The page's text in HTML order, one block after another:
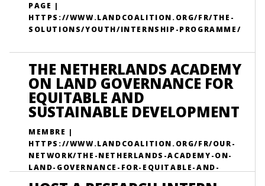
PAGE |
HTTPS://WWW.LANDCOALITION.ORG/FR/THE-
SOLUTIONS/YOUTH/INTERNSHIP-PROGRAMME/
THE NETHERLANDS ACADEMY
ON LAND GOVERNANCE FOR
EQUITABLE AND
SUSTAINABLE DEVELOPMENT
MEMBRE |
HTTPS://WWW.LANDCOALITION.ORG/FR/OUR-
NETWORK/THE-NETHERLANDS-ACADEMY-ON-
LAND-GOVERNANCE-FOR-EQUITABLE-AND-